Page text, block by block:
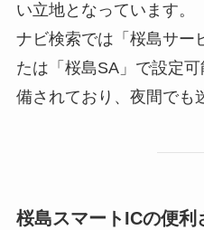
い立地となっています。
ナビ検索では「桜島サー
たは「桜島SA」で設定
備されており、夜間でも
桜島スマートICの便利